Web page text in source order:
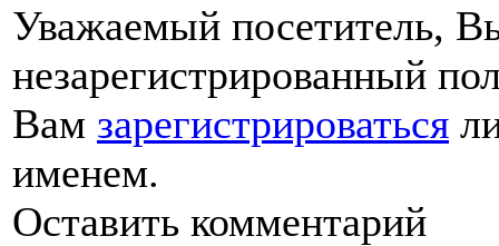
Уважаемый посетитель,
незарегистрированный
Вам зарегистрироваться
именем.
Оставить комментарий